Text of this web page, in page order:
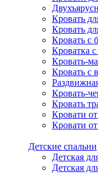
Кровать
Кровать
Кровать с
Кроватка
Кровать-
Кровать с
Кровать-
Кровать
Кровати
Кровати
Детские спальни
Детская
Детская